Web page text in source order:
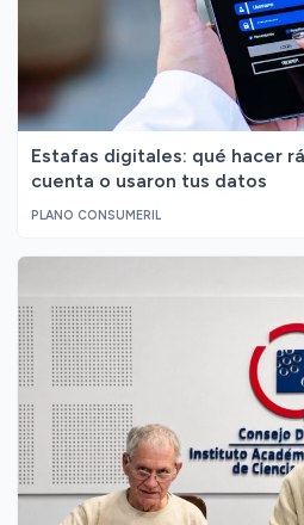
Estafas digitales: qué hacer
cuenta o usaron tus datos
PLANO CONSUMERIL